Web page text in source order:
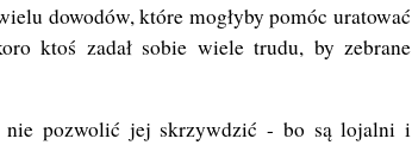
dowodów, które mogłyby pomóc uratować
ktoś zadał sobie wiele trudu, by zebrane
nie pozwolić jej skrzywdzić - bo są lojalni i